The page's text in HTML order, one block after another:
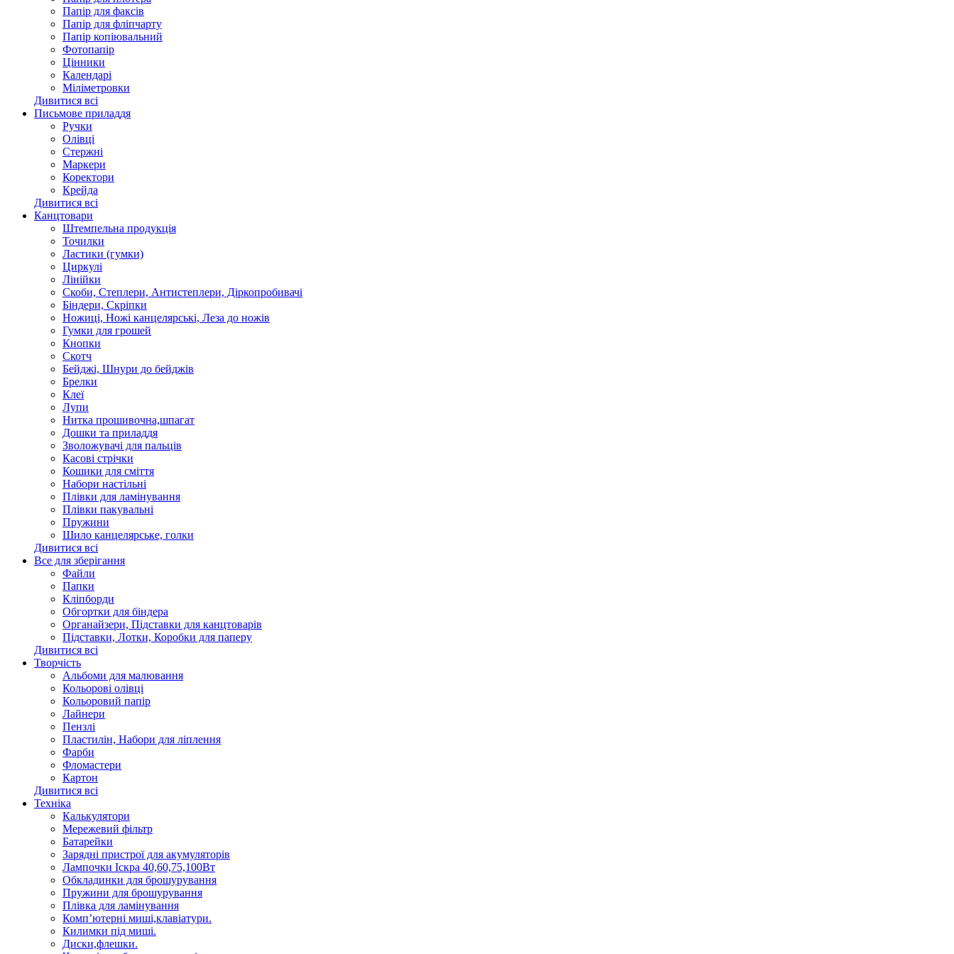
Папір для факсів
Папір для фліпчарту
Папір копіювальний
Фотопапір
Цінники
Календарі
Міліметровки
Дивитися всі
Письмове приладдя
Ручки
Олівці
Стержні
Маркери
Коректори
Крейда
Дивитися всі
Канцтовари
Штемпельна продукція
Точилки
Ластики (гумки)
Циркулі
Лінійки
Скоби, Степлери, Антистеплери, Діркопробивачі
Біндери, Скріпки
Ножиці, Ножі канцелярські, Леза до ножів
Гумки для грошей
Кнопки
Скотч
Бейджі, Шнури до бейджів
Брелки
Клеї
Лупи
Нитка прошивочна,шпагат
Дошки та приладдя
Зволожувачі для пальців
Касові стрічки
Кошики для сміття
Набори настільні
Плівки для ламінування
Плівки пакувальні
Пружини
Шило канцелярське, голки
Дивитися всі
Все для зберігання
Файли
Папки
Кліпборди
Обгортки для біндера
Органайзери, Підставки для канцтоварів
Підставки, Лотки, Коробки для паперу
Дивитися всі
Творчість
Альбоми для малювання
Кольорові олівці
Кольоровий папір
Лайнери
Пензлі
Пластилін, Набори для ліплення
Фарби
Фломастери
Картон
Дивитися всі
Техніка
Калькулятори
Мережевий фільтр
Батарейки
Зарядні пристрої для акумуляторів
Лампочки Іскра 40,60,75,100Вт
Обкладинки для брошурування
Пружини для брошурування
Плівка для ламінування
Комп’ютерні миші,клавіатури.
Килимки під миші.
Диски,флешки.